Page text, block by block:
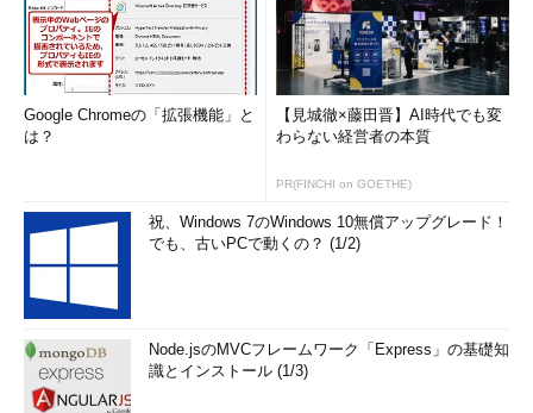
Google Chromeの「拡張機能」と
は？
【見城徹×藤田晋】AI時代でも変
わらない経営者の本質
PR(FINCHI on GOETHE)
祝、Windows 7のWindows 10無償アップグレード！
でも、古いPCで動くの？ (1/2)
Node.jsのMVCフレームワーク「Express」の基礎知
識とインストール (1/3)